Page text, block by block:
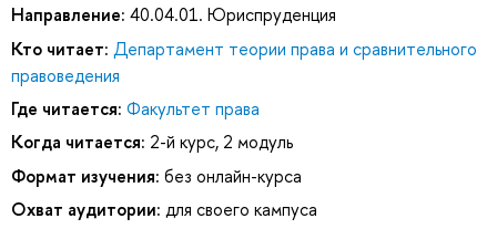
Направление: 40.04.01. Юриспруденция
Кто читает: Департамент теории права и сравнительного
правоведения
Где читается: Факультет права
Когда читается: 2-й курс, 2 модуль
Формат изучения: без онлайн-курса
Охват аудитории: для своего кампуса